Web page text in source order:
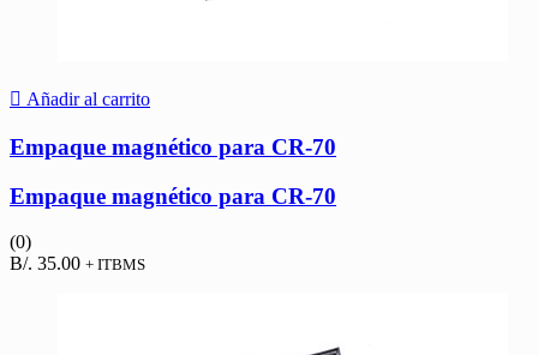
Añadir al carrito
Empaque magnético para CR-70
Empaque magnético para CR-70
(0)
B/. 35.00 + ITBMS